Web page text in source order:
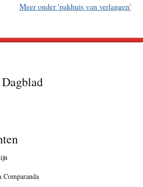
Meer onder 'pakhuis van verlangen'